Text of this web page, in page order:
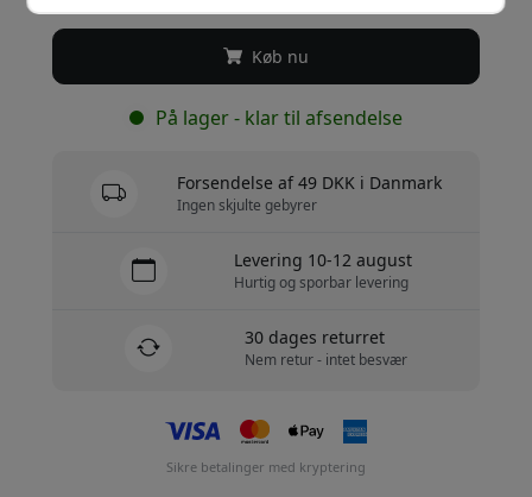
Køb nu
På lager - klar til afsendelse
Forsendelse af 49 DKK i Danmark
Ingen skjulte gebyrer
Levering 10-12 august
Hurtig og sporbar levering
30 dages returret
Nem retur - intet besvær
Sikre betalinger med kryptering